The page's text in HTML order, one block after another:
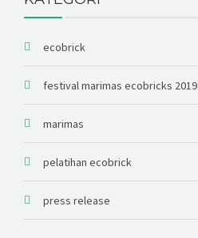
ecobrick
festival marimas ecobricks 2019
marimas
pelatihan ecobrick
press release